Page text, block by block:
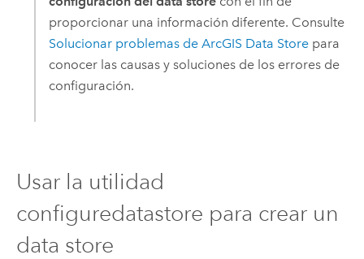
proporcionar una información diferente. Consulte
Solucionar problemas de ArcGIS Data Storepara
conocer las causas y soluciones de los errores de
configuración.
Usar la utilidad
configuredatastore para crear un
data store